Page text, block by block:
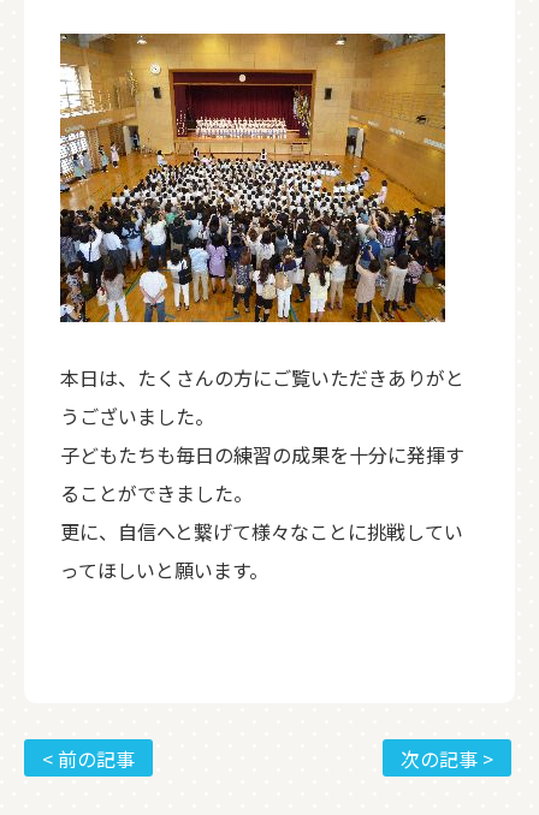
本日は、たくさんの方にご覧いただきありがと
うございました。
子どもたちも毎日の練習の成果を十分に発揮す
ることができました。
更に、自信へと繋げて様々なことに挑戦してい
ってほしいと願います。
< 前の記事 次の記事 >